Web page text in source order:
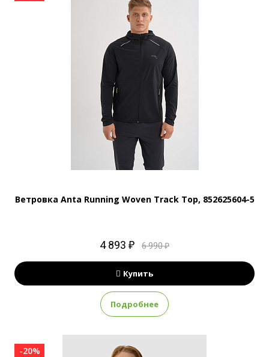
Ветровка Anta Running Woven Track Top, 852625604-5
4 893 ₽ 6 990 ₽
Купить
Подробнее
-20%